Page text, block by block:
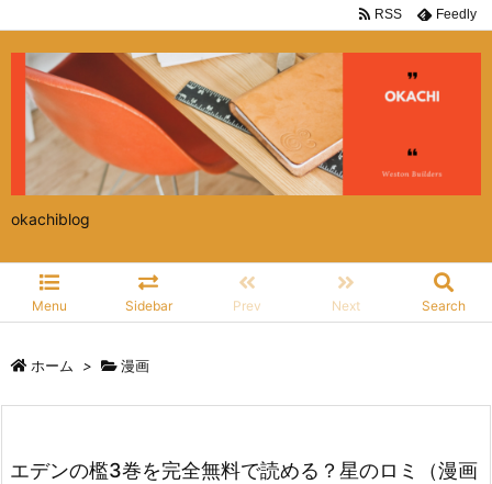
okachiblog
Menu Sidebar Prev Next Search
RSS Feedly
ホーム > 漫画
エデンの檻3巻を完全無料で読める？星のロミ（漫画